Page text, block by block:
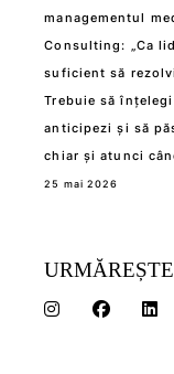
managementul
Consulting: „Ca
suficient să
Trebuie să
anticipezi și să
chiar și atunci
25 mai 2026